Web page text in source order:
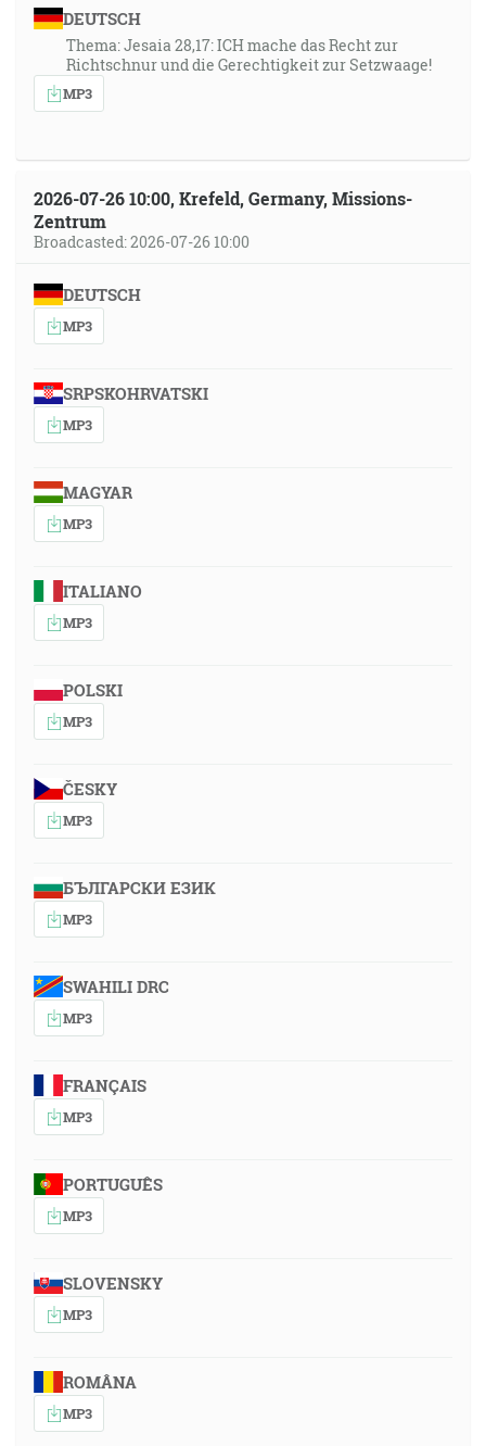
DEUTSCH
Thema: Jesaia 28,17: ICH mache das Recht zur
Richtschnur und die Gerechtigkeit zur Setzwaage!
MP3
2026-07-26 10:00, Krefeld, Germany, Missions-
Zentrum
Broadcasted: 2026-07-26 10:00
DEUTSCH
MP3
SRPSKOHRVATSKI
MP3
MAGYAR
MP3
ITALIANO
MP3
POLSKI
MP3
ČESKY
MP3
БЪЛГАРСКИ ЕЗИК
MP3
SWAHILI DRC
MP3
FRANÇAIS
MP3
PORTUGUÊS
MP3
SLOVENSKY
MP3
ROMÂNA
MP3